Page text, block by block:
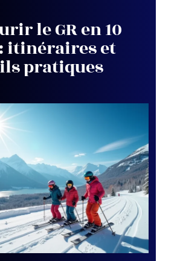
le GR en 10
itinéraires et
pratiques